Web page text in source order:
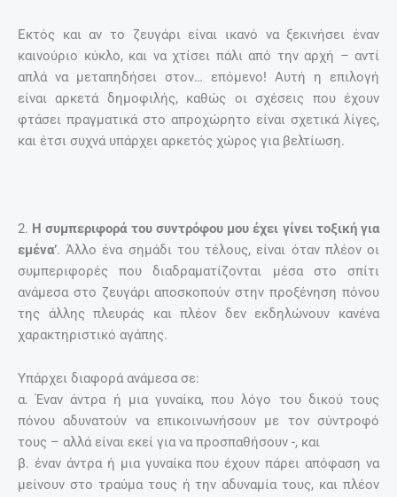
Εκτός και αν το ζευγάρι είναι ικανό να ξεκινήσει έναν
καινούριο κύκλο, και να χτίσει πάλι από την αρχή – αντί
απλά να μεταπηδήσει στον… επόμενο! Αυτή η επιλογή
είναι αρκετά δημοφιλής, καθώς οι σχέσεις που έχουν
φτάσει πραγματικά στο απροχώρητο είναι σχετικά λίγες,
και έτσι συχνά υπάρχει αρκετός χώρος για βελτίωση.
2. Η συμπεριφορά του συντρόφου μου έχει γίνει τοξική για
εμένα’. Άλλο ένα σημάδι του τέλους, είναι όταν πλέον οι
συμπεριφορές που διαδραματίζονται μέσα στο σπίτι
ανάμεσα στο ζευγάρι αποσκοπούν στην προξένηση πόνου
της άλλης πλευράς και πλέον δεν εκδηλώνουν κανένα
χαρακτηριστικό αγάπης.
Υπάρχει διαφορά ανάμεσα σε:
α. Έναν άντρα ή μια γυναίκα, που λόγο του δικού τους
πόνου αδυνατούν να επικοινωνήσουν με τον σύντροφό
τους – αλλά είναι εκεί για να προσπαθήσουν -, και
β. έναν άντρα ή μια γυναίκα που έχουν πάρει απόφαση να
μείνουν στο τραύμα τους ή την αδυναμία τους, και πλέον